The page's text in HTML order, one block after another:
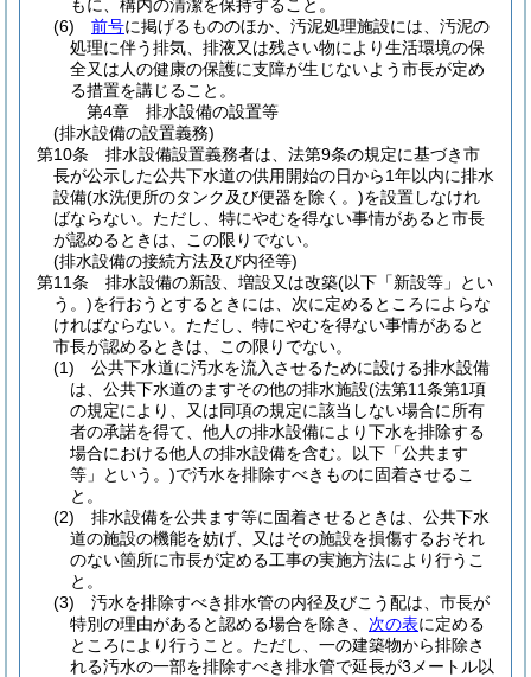
もに、構内の清潔を保持すること。
(6)
前号に掲げるもののほか、汚泥処理施設には、汚泥の
処理に伴う排気、排液又は残さい物により生活環境の保
全又は人の健康の保護に支障が生じないよう市長が定め
る措置を講じること。
第4章
排水設備の設置等
(排水設備の設置義務)
第10条
排水設備設置義務者は、法第9条の規定に基づき市
長が公示した公共下水道の供用開始の日から1年以内に排水
設備(水洗便所のタンク及び便器を除く。)を設置しなけれ
ばならない。 ただし、特にやむを得ない事情があると市長
が認めるときは、この限りでない。
(排水設備の接続方法及び内径等)
第11条
排水設備の新設、増設又は改築(以下「新設等」とい
う。)を行おうとするときには、次に定めるところによらな
ければならない。 ただし、特にやむを得ない事情があると
市長が認めるときは、この限りでない。
(1)
公共下水道に汚水を流入させるために設ける排水設備
は、公共下水道のますその他の排水施設(法第11条第1項
の規定により、又は同項の規定に該当しない場合に所有
者の承諾を得て、他人の排水設備により下水を排除する
場合における他人の排水設備を含む。以下「公共ます
等」という。)で汚水を排除すべきものに固着させるこ
と。
(2)
排水設備を公共ます等に固着させるときは、公共下水
道の施設の機能を妨げ、又はその施設を損傷するおそれ
のない箇所に市長が定める工事の実施方法により行うこ
と。
(3)
汚水を排除すべき排水管の内径及びこう配は、市長が
特別の理由があると認める場合を除き、 次の表に定める
ところにより行うこと。 ただし、一の建築物から排除さ
れる汚水の一部を排除すべき排水管で延長が3メートル以